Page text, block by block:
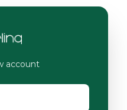
account